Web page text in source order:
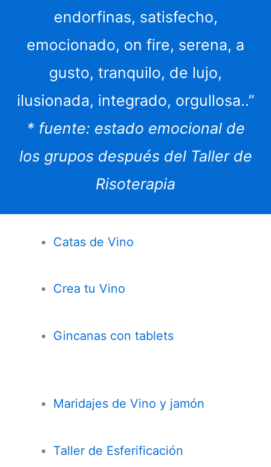
endorfinas, satisfecho,
emocionado, on fire, serena, a
gusto, tranquilo, de lujo,
ilusionada, integrado, orgullosa..”
* fuente: estado emocional de
los grupos después del Taller de
Risoterapia
Catas de Vino
Crea tu Vino
Gincanas con tablets
Maridajes de Vino y jamón
Taller de Esferificación